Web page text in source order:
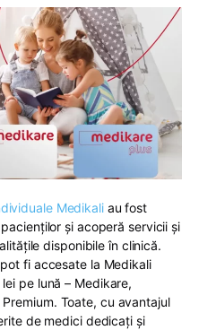
Medikaliau fost
și acoperă servicii și
disponibile în clinică.
fi accesate la Medikali
pe lună – Medikare,
Toate, cu avantajul
de medici dedicați și